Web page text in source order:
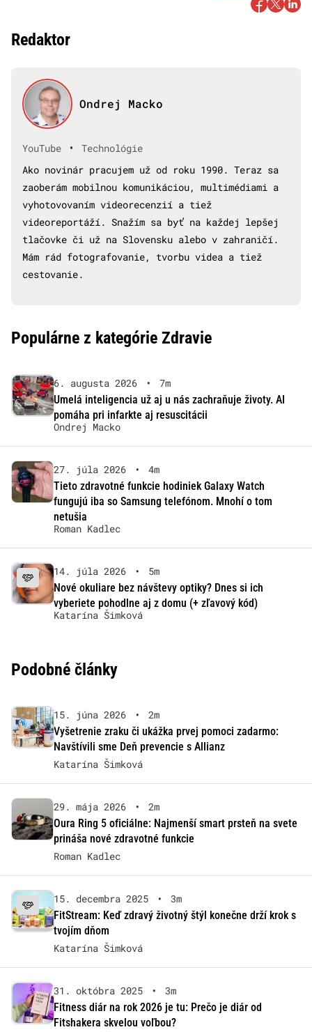
Redaktor
Ondrej Macko
YouTube •
Technológie
Ako novinár pracujem už od roku 1990. Teraz sa
zaoberám mobilnou komunikáciou, multimédiami a
vyhotovovaním videorecenzií a tiež
videoreportáží. Snažím sa byť na každej lepšej
tlačovke či už na Slovensku alebo v zahraničí.
Mám rád fotografovanie, tvorbu videa a tiež
cestovanie.
Populárne z kategórie Zdravie
6. augusta 2026 •
7m
Umelá inteligencia už aj u nás zachraňuje životy. AI
pomáha pri infarkte aj resuscitácii
Ondrej Macko
27. júla 2026 •
4m
Tieto zdravotné funkcie hodiniek Galaxy Watch
fungujú iba so Samsung telefónom. Mnohí o tom
netušia
Roman Kadlec
14. júla 2026 •
5m
Nové okuliare bez návštevy optiky? Dnes si ich
vyberiete pohodlne aj z domu (+ zľavový kód)
Katarína Šimková
Podobné články
15. júna 2026 •
2m
Vyšetrenie zraku či ukážka prvej pomoci zadarmo:
Navštívili sme Deň prevencie s Allianz
Katarína Šimková
29. mája 2026 •
2m
Oura Ring 5 oficiálne: Najmenší smart prsteň na svete
prináša nové zdravotné funkcie
Roman Kadlec
15. decembra 2025 •
3m
FitStream: Keď zdravý životný štýl konečne drží krok s
tvojím dňom
Katarína Šimková
31. októbra 2025 •
3m
Fitness diár na rok 2026 je tu: Prečo je diár od
Fitshakera skvelou voľbou?